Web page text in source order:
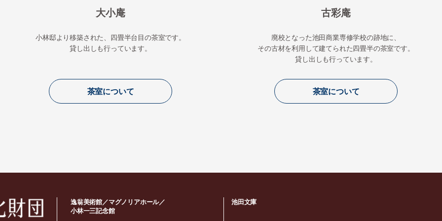
大小庵
小林邸より移築された、四畳半台目の茶室です。
貸し出しも行っています。
茶室について
古彩庵
廃校となった池田商業専修学校の跡地に、
その古材を利用して建てられた四畳半の茶室です。
貸し出しも行っています。
茶室について
逸翁美術館／マグノリアホール／
小林一三記念館
池田文庫